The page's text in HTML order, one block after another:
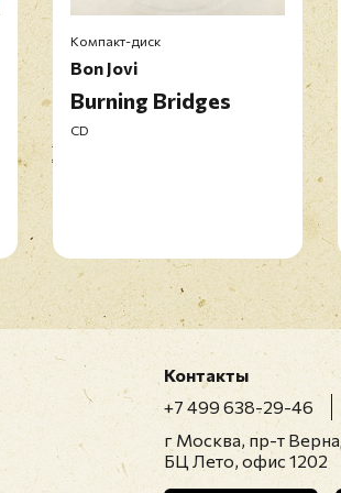
Оставить отзыв
Перед публикацией отзывы
Компакт-диск
Bon Jovi
Burning Bridges
CD
Контакты
+7 499 638-29-46
г Москва, пр-т
БЦ Лето, офис 1202